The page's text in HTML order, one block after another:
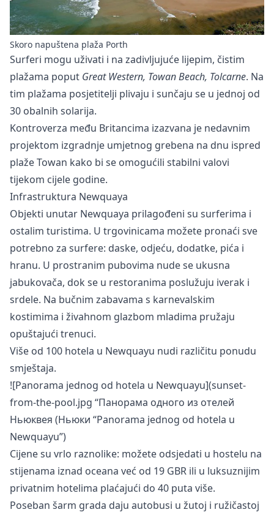
Skoro napuštena plaža Porth
Surferi mogu uživati i na zadivljujuće lijepim, čistim
plažama poput Great Western, Towan Beach, Tolcarne. Na
tim plažama posjetitelji plivaju i sunčaju se u jednoj od
30 obalnih solarija.
Kontroverza među Britancima izazvana je nedavnim
projektom izgradnje umjetnog grebena na dnu ispred
plaže Towan kako bi se omogućili stabilni valovi
tijekom cijele godine.
Infrastruktura Newquaya
Objekti unutar Newquaya prilagođeni su surferima i
ostalim turistima. U trgovinicama možete pronaći sve
potrebno za surfere: daske, odjeću, dodatke, pića i
hranu. U prostranim pubovima nude se ukusna
jabukovača, dok se u restoranima poslužuju iverak i
srdele. Na bučnim zabavama s karnevalskim
kostimima i živahnom glazbom mladima pružaju
opuštajući trenuci.
Više od 100 hotela u Newquayu nudi različitu ponudu
smještaja.
![Panorama jednog od hotela u Newquayu](sunset-
from-the-pool.jpg “Панорама одного из отелей
Ньюквея (Ньюки “Panorama jednog od hotela u
Newquayu”)
Cijene su vrlo raznolike: možete odsjedati u hostelu na
stijenama iznad oceana već od 19 GBR ili u luksuznijim
privatnim hotelima plaćajući do 40 puta više.
Poseban šarm grada daju autobusi u žutoj i ružičastoj